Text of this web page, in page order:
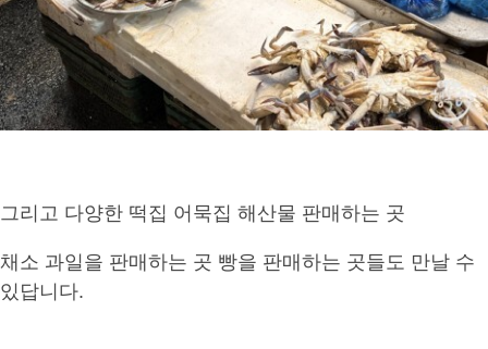
그리고 다양한 떡집 어묵집 해산물 판매하는 곳
채소 과일을 판매하는 곳 빵을 판매하는 곳들도 만날 수
있답니다.